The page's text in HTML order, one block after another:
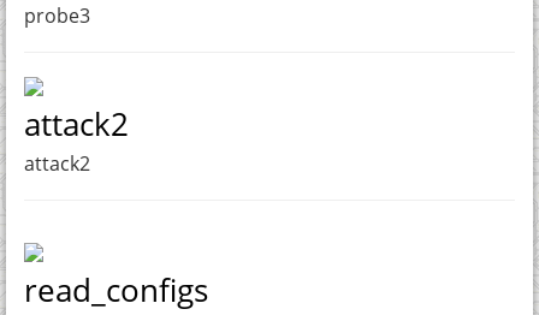
probe3
attack2
attack2
read_configs